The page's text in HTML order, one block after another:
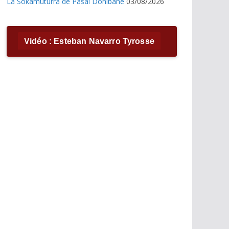
Vidéo : Esteban Navarro Tyrosse